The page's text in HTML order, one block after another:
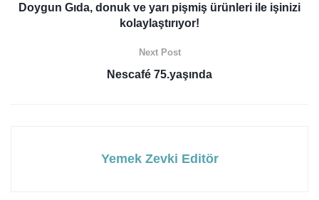
Doygun Gıda, donuk ve yarı pişmiş ürünleri ile işinizi
kolaylaştırıyor!
Next Post
Nescafé 75.yaşında
Yemek Zevki Editör